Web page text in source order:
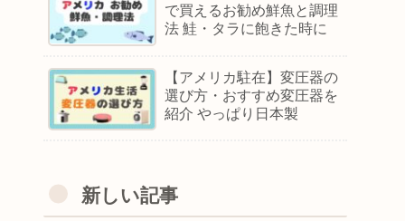
で買えるお勧め鮮魚と調理
法 鮭・タラに飽きた時に
【アメリカ駐在】変圧器の
選び方・おすすめ変圧器を
紹介 やっぱり日本製
新しい記事